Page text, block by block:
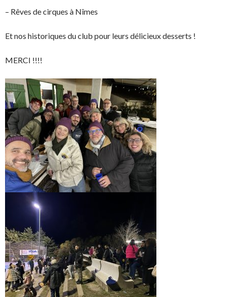
– Rêves de cirques à Nîmes
Et nos historiques du club pour leurs délicieux desserts !
MERCI !!!!